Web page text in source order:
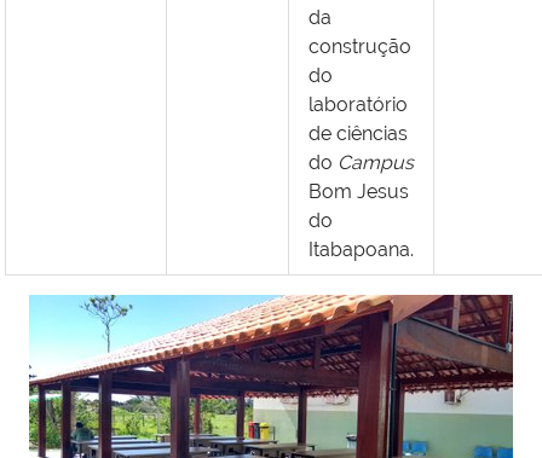
da
construção
do
laboratório
de ciências
do Campus
Bom Jesus
do
Itabapoana.